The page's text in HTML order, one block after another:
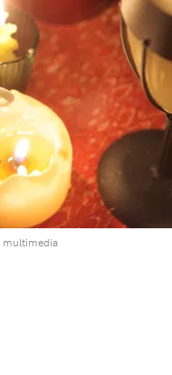
multimedia